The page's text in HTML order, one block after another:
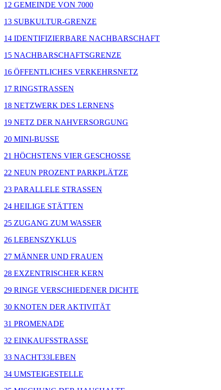
12 GEMEINDE VON 7000
13 SUBKULTUR-GRENZE
14 IDENTIFIZIERBARE NACHBARSCHAFT
15 NACHBARSCHAFTSGRENZE
16 ÖFFENTLICHES VERKEHRSNETZ
17 RINGSTRASSEN
18 NETZWERK DES LERNENS
19 NETZ DER NAHVERSORGUNG
20 MINI-BUSSE
21 HÖCHSTENS VIER GESCHOSSE
22 NEUN PROZENT PARKPLÄTZE
23 PARALLELE STRASSEN
24 HEILIGE STÄTTEN
25 ZUGANG ZUM WASSER
26 LEBENSZYKLUS
27 MÄNNER UND FRAUEN
28 EXZENTRISCHER KERN
29 RINGE VERSCHIEDENER DICHTE
30 KNOTEN DER AKTIVITÄT
31 PROMENADE
32 EINKAUFSSTRASSE
33 NACHT33LEBEN
34 UMSTEIGESTELLE